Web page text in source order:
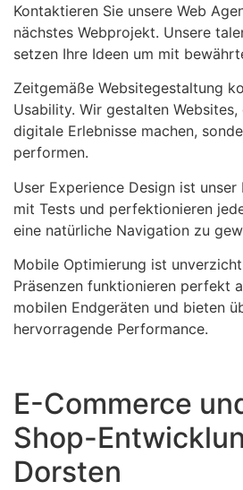
Kontaktieren Sie unsere Web
nächstes Webprojekt. Unsere
setzen Ihre Ideen um mit
Zeitgemäße Websitegestaltung
Usability. Wir gestalten
digitale Erlebnisse machen,
performen.
User Experience Design ist unser
mit Tests und perfektionieren
eine natürliche Navigation zu
Mobile Optimierung ist
Präsenzen funktionieren perfekt
mobilen Endgeräten und bieten
hervorragende Performance.
E-Commerce
Shop-
Dorsten